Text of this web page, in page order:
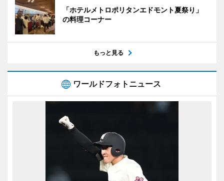
「ホテルメトロポリタンエドモント夏祭り」
の料理コーナー
もっと見る
ワールドフォトニュース